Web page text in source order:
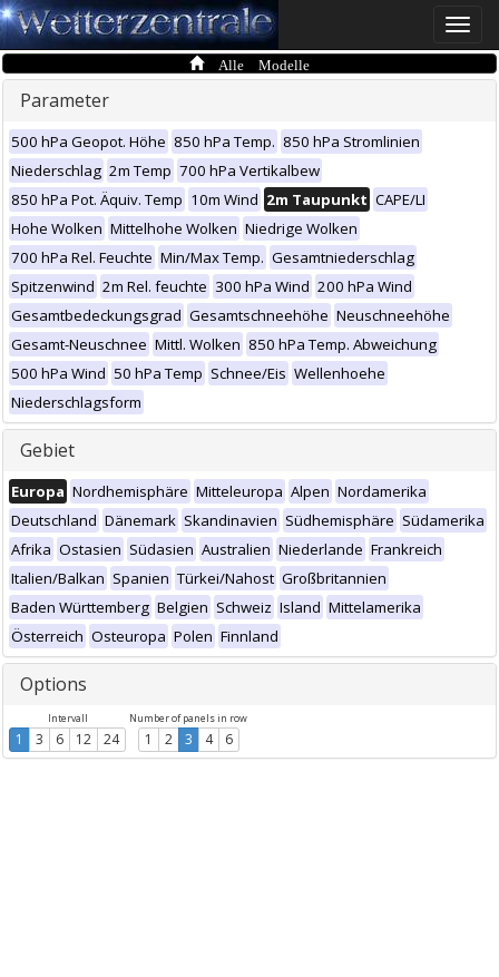
Toggle
Alle Modelle
Parameter
500 hPa Geopot. Höhe 850 hPa Temp. 850 hPa Stromlinien
Niederschlag 2m Temp 700 hPa Vertikalbew
850 hPa Pot. Äquiv. Temp 10m Wind 2m Taupunkt CAPE/LI
Hohe Wolken Mittelhohe Wolken Niedrige Wolken
700 hPa Rel. Feuchte Min/Max Temp. Gesamtniederschlag
Spitzenwind 2m Rel. feuchte 300 hPa Wind 200 hPa Wind
Gesamtbedeckungsgrad Gesamtschneehöhe Neuschneehöhe
Gesamt-Neuschnee Mittl. Wolken 850 hPa Temp. Abweichung
500 hPa Wind 50 hPa Temp Schnee/Eis Wellenhoehe
Niederschlagsform
Gebiet
Europa Nordhemisphäre Mitteleuropa Alpen Nordamerika
Deutschland Dänemark Skandinavien Südhemisphäre Südamerika
Afrika Ostasien Südasien Australien Niederlande Frankreich
Italien/Balkan Spanien Türkei/Nahost Großbritannien
Baden Württemberg Belgien Schweiz Island Mittelamerika
Österreich Osteuropa Polen Finnland
Options
Intervall
1 3 6 12 24
Number of panels in row
1 2 3 4 6